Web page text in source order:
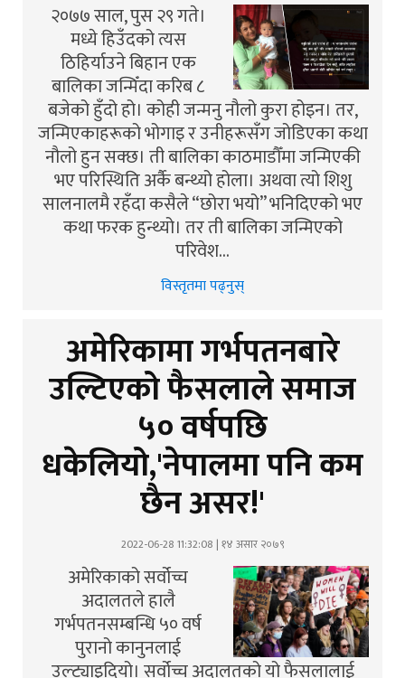
२०७७ साल, पुस २९ गते।
मध्ये हिउँदको त्यस
ठिहिर्याउने बिहान एक
बालिका जन्मिँदा करिब ८
बजेको हुँदो हो। कोही जन्मनु नौलो कुरा होइन। तर,
जन्मिएकाहरूको भोगाइ र उनीहरूसँग जोडिएका कथा
नौलो हुन सक्छ। ती बालिका काठमाडौँमा जन्मिएकी
भए परिस्थिति अर्कै बन्थ्यो होला। अथवा त्यो शिशु
सालनालमै रहँदा कसैले “छोरा भयो” भनिदिएको भए
कथा फरक हुन्थ्यो। तर ती बालिका जन्मिएको
परिवेश…
विस्तृतमा पढ्नुस्
अमेरिकामा गर्भपतनबारे
उल्टिएको फैसलाले समाज
५० वर्षपछि
धकेलियो,'नेपालमा पनि कम
छैन असर!'
2022-06-28 11:32:08 | १४ असार २०७९
अमेरिकाको सर्वोच्च
अदालतले हालै
गर्भपतनसम्बन्धि ५० वर्ष
पुरानो कानुनलाई
उल्ट्याइदियो। सर्वोच्च अदालतको यो फैसलालाई